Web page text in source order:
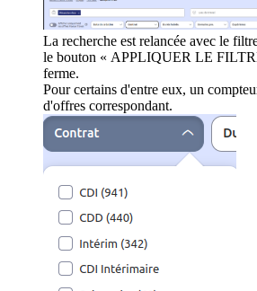
La recherche est relancée avec le
le bouton « APPLIQUER LE
ferme.
Pour certains d'entre eux, un
d'offres correspondant.